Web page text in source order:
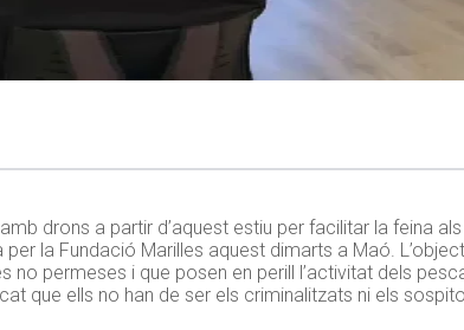
drons a partir d’aquest estiu per facilitar la feina
la Fundació Marilles aquest dimarts a Maó.
no permeses i que posen en perill l’activitat dels
que ells no han de ser els criminalitzats ni els